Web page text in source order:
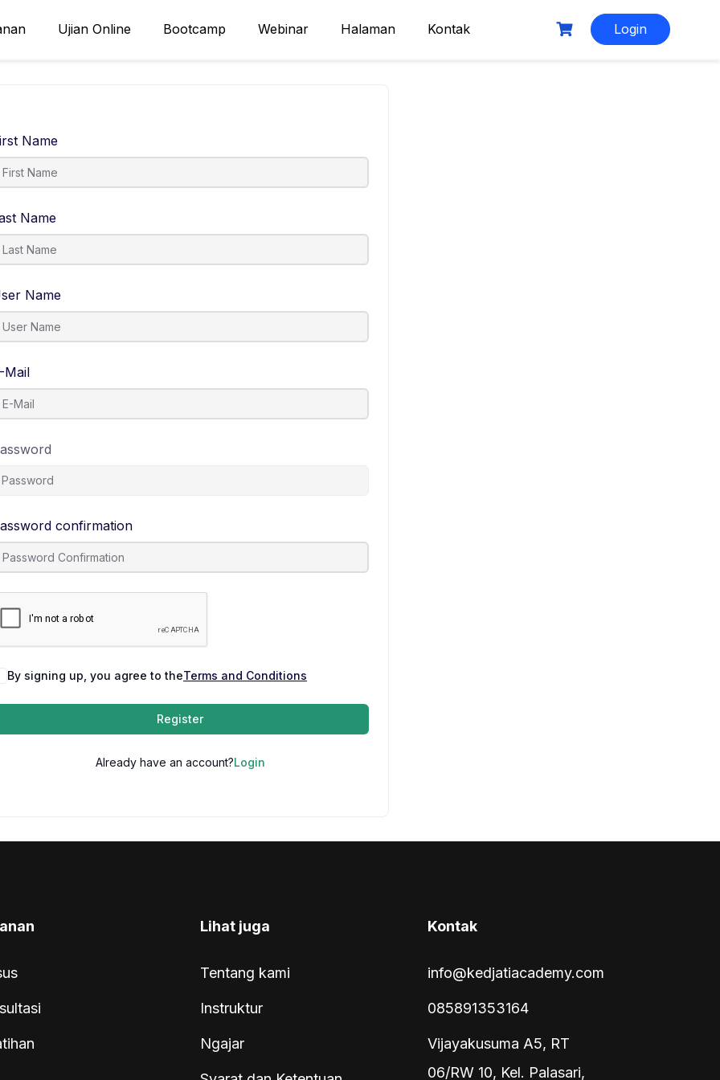
Ujian Online Bootcamp Webinar Halaman Kontak Login
Name
Name
Name
Mail
confirmation
By signing up, you agree to theTerms and Conditions
Register
Already have an account?Login
Lihat juga
Tentang kami
Instruktur
Ngajar
Kontak
info@kedjatiacademy.com
085891353164
Vijayakusuma A5, RT
06/RW 10, Kel. Palasari,